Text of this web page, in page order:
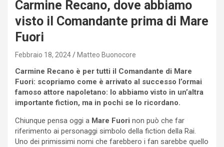
Carmine Recano, dove abbiamo
visto il Comandante prima di Mare
Fuori
Febbraio 18, 2024 Matteo Buonocore
Carmine Recano è per tutti il Comandante di Mare
Fuori: scopriamo come è arrivato al successo l’ormai
famoso attore napoletano: lo abbiamo visto in un’altra
importante fiction, ma in pochi se lo ricordano.
Chiunque pensa oggi a Mare Fuori non può che far
riferimento ai personaggi simbolo della fiction della Rai.
Uno dei primissimi nomi che farebbero i fan sarebbe quello